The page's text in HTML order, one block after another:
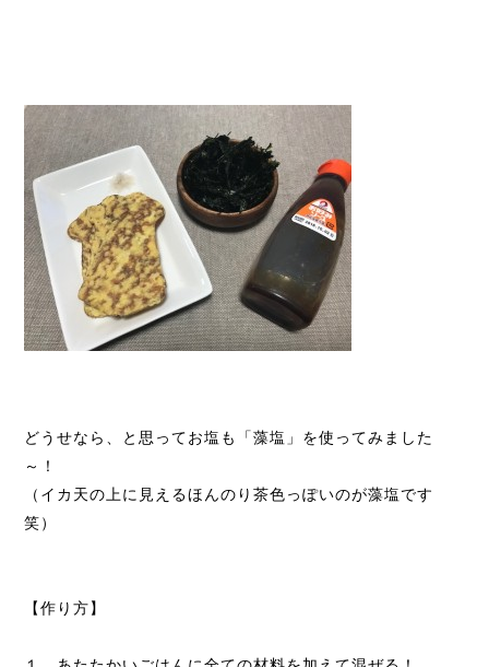
どうせなら、と思ってお塩も「藻塩」を使ってみました
～！
（イカ天の上に見えるほんのり茶色っぽいのが藻塩です
笑）
【作り方】